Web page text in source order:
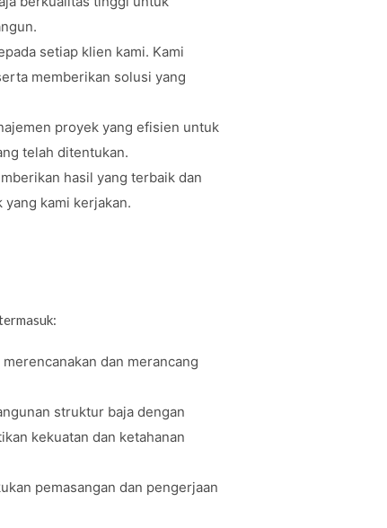
setiap klien kami. Kami
memberikan solusi yang
proyek yang efisien untuk
telah ditentukan.
hasil yang terbaik dan
kami kerjakan.
dan merancang
struktur baja dengan
kekuatan dan ketahanan
pemasangan dan pengerjaan